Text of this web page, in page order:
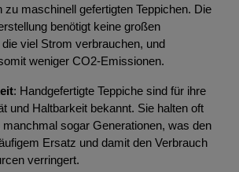
zu maschinell gefertigten Teppichen. Die
benötigt keine großen
viel Strom verbrauchen, und
weniger CO2-Emissionen.
: Handgefertigte Teppiche sind für ihre
und Haltbarkeit bekannt. Sie halten oft
sogar Generationen, was den
Ersatz und damit den Verbrauch
verringert.